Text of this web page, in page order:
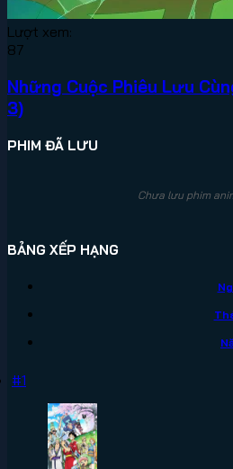
Lượt xem:
87
Những Cuộc Phiêu Lưu
3)
PHIM ĐÃ LƯU
Chưa lưu phim
BẢNG XẾP HẠNG
#1